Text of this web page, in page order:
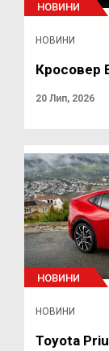
НОВИНИ
НОВИНИ
Кросовер
20 Лип, 2026
НОВИНИ
НОВИНИ
Toyota